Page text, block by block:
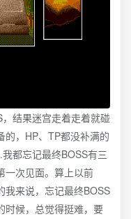
结果迷宫走着走着就碰
的，HP、TP都没补满的
都忘记最终BOSS有三
一次见面。算上以前
我来说，忘记最终BOSS
时候，总觉得挺难，要